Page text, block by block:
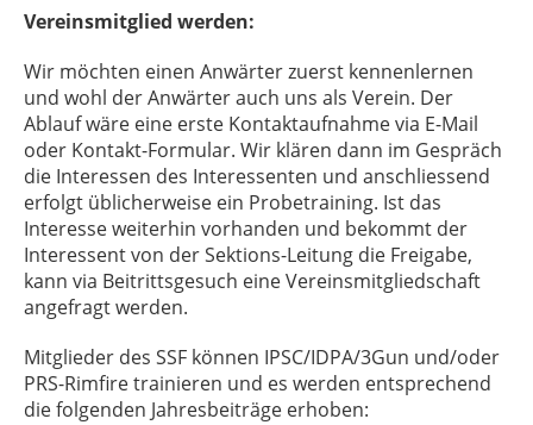
Vereinsmitglied werden:
Wir möchten einen Anwärter zuerst kennenlernen
und wohl der Anwärter auch uns als Verein. Der
Ablauf wäre eine erste Kontaktaufnahme via E-Mail
oder Kontakt-Formular. Wir klären dann im Gespräch
die Interessen des Interessenten und anschliessend
erfolgt üblicherweise ein Probetraining. Ist das
Interesse weiterhin vorhanden und bekommt der
Interessent von der Sektions-Leitung die Freigabe,
kann via Beitrittsgesuch eine Vereinsmitgliedschaft
angefragt werden.
Mitglieder des SSF können IPSC/IDPA/3Gun und/oder
PRS-Rimfire trainieren und es werden entsprechend
die folgenden Jahresbeiträge erhoben: